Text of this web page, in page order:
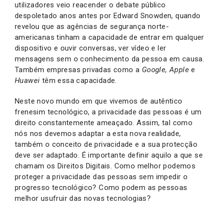
utilizadores veio reacender o debate público
despoletado anos antes por Edward Snowden, quando
revelou que as agências de segurança norte-
americanas tinham a capacidade de entrar em qualquer
dispositivo e ouvir conversas, ver vídeo e ler
mensagens sem o conhecimento da pessoa em causa.
Também empresas privadas como a Google, Applee
Huawei têm essa capacidade.
Neste novo mundo em que vivemos de autêntico
frenesim tecnológico, a privacidade das pessoas é um
direito constantemente ameaçado. Assim, tal como
nós nos devemos adaptar a esta nova realidade,
também o conceito de privacidade e a sua protecção
deve ser adaptado. É importante definir aquilo a que se
chamam os Direitos Digitais. Como melhor podemos
proteger a privacidade das pessoas sem impedir o
progresso tecnológico? Como podem as pessoas
melhor usufruir das novas tecnologias?